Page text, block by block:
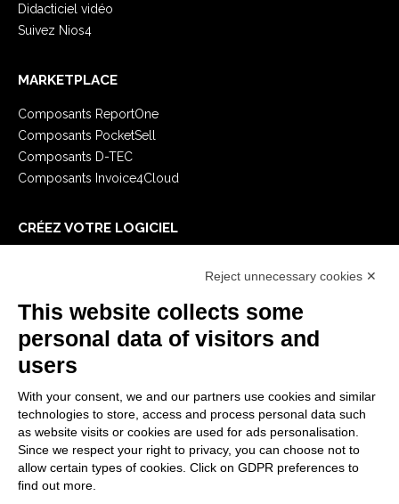
Didacticiel vidéo
Suivez Nios4
MARKETPLACE
Composants ReportOne
Composants PocketSell
Composants D-TEC
Composants Invoice4Cloud
CRÉEZ VOTRE LOGICIEL
E-Book
MENTIONS LÉGALES
Politiques de confidentialité
Security Policy
Documentation contractuelle et RGPD
Conditions générales de livraison
Reject unnecessary cookies ✕
This website collects some
personal data of visitors and
users
With your consent, we and our partners use cookies and similar
technologies to store, access and process personal data such
as website visits or cookies are used for ads personalisation.
Since we respect your right to privacy, you can choose not to
allow certain types of cookies. Click on GDPR preferences to
find out more.